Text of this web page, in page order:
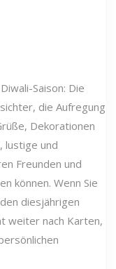
Saison: Die
die Aufregung
Dekorationen
lustige und
Freunden und
können. Wenn Sie
diesjährigen
weiter nach Karten,